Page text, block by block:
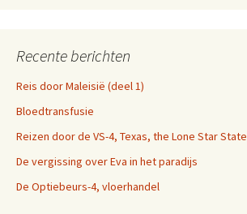
Recente berichten
Reis door Maleisië (deel 1)
Bloedtransfusie
Reizen door de VS-4, Texas, the Lone Star State
De vergissing over Eva in het paradijs
De Optiebeurs-4, vloerhandel